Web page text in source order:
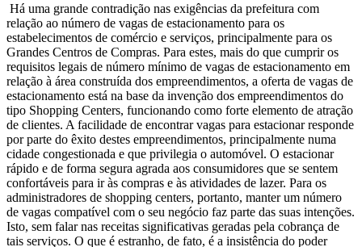
Há uma grande contradição nas exigências da prefeitura com
relação ao número de vagas de estacionamento para os
estabelecimentos de comércio e serviços, principalmente para os
Grandes Centros de Compras. Para estes, mais do que cumprir os
requisitos legais de número mínimo de vagas de estacionamento em
relação à área construída dos empreendimentos, a oferta de vagas de
estacionamento está na base da invenção dos empreendimentos do
tipo Shopping Centers, funcionando como forte elemento de atração
de clientes. A facilidade de encontrar vagas para estacionar responde
por parte do êxito destes empreendimentos, principalmente numa
cidade congestionada e que privilegia o automóvel. O estacionar
rápido e de forma segura agrada aos consumidores que se sentem
confortáveis para ir às compras e às atividades de lazer. Para os
administradores de shopping centers, portanto, manter um número
de vagas compatível com o seu negócio faz parte das suas intenções.
Isto, sem falar nas receitas significativas geradas pela cobrança de
tais serviços. O que é estranho, de fato, é a insistência do poder